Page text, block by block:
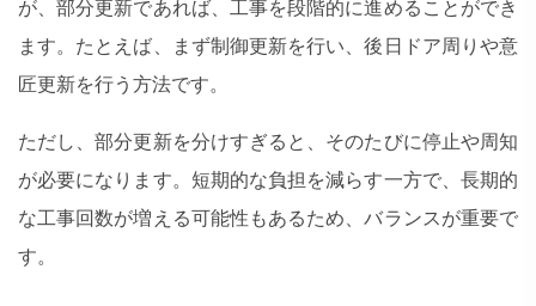
が、部分更新であれば、工事を段階的に進めることができ
ます。たとえば、まず制御更新を行い、後日ドア周りや意
匠更新を行う方法です。
ただし、部分更新を分けすぎると、そのたびに停止や周知
が必要になります。短期的な負担を減らす一方で、長期的
な工事回数が増える可能性もあるため、バランスが重要で
す。